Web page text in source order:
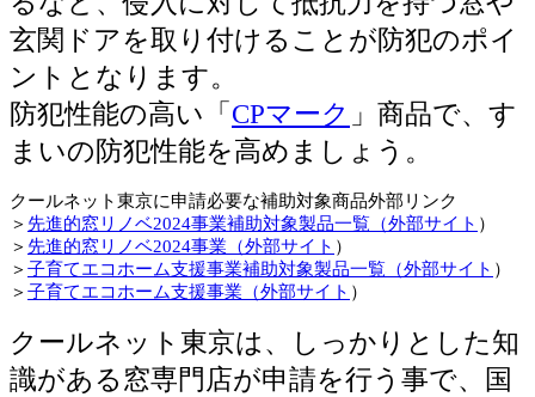
玄関ドアを取り付けることが防犯のポイ
ントとなります。
防犯性能の高い「 CPマーク 」商品で、す
まいの防犯性能を高めましょう。
クールネット東京に申請必要な補助対象商品外部リンク
＞ 先進的窓リノベ2024事業補助対象製品一覧（外部サイト ）
＞ 先進的窓リノベ2024事業（外部サイト ）
＞ 子育てエコホーム支援事業補助対象製品一覧（外部サイト ）
＞ 子育てエコホーム支援事業（外部サイト ）
クールネット東京は、しっかりとした知
識がある窓専門店が申請を行う事で、国